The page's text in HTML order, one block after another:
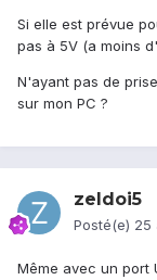
Si elle est prévue
pas à 5V (a moins
N'ayant pas de
sur mon PC ?
zeldoi5
Posté(e) 25
Même avec un port